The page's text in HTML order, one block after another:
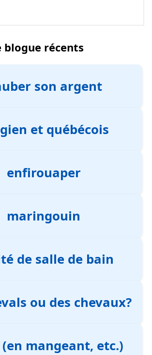
blogue récents
son argent
et québécois
enfirouaper
maringouin
de salle de bain
ou des chevaux?
mangeant, etc.)